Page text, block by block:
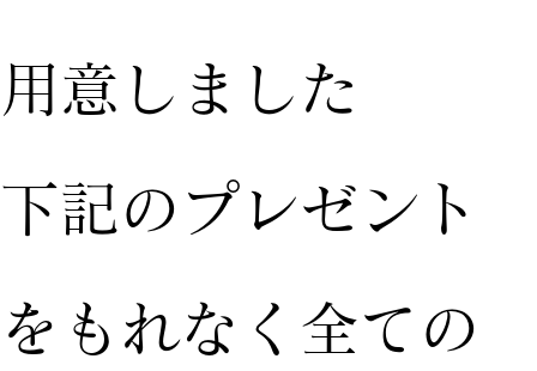
用意しました
下記のプレゼント
をもれなく全ての